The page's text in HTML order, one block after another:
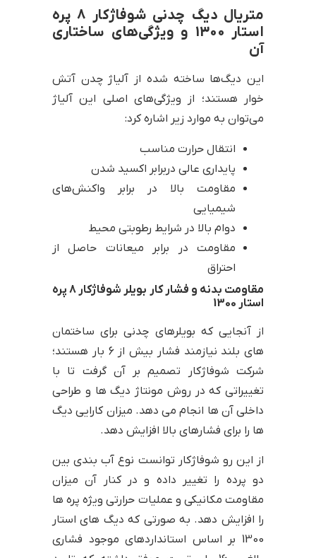
متریال دیگ چدنی شوفاژکار 8 پره
استار 1300 و ویژگی‌های ساختاری
آن
این دیگ‌ها ساخته شده از آلیاژ چدن آتش
خوار هستند؛ از ویژگی‌های اصلی این آلیاژ
می‌توان به موارد زیر اشاره کرد:
انتقال حرارت مناسب
پایداری عالی دربرابر اکسید شدن
مقاومت بالا در برابر واکنش‌های
شیمیایی
دوام بالا در شرایط رطوبتی محیط
مقاومت در برابر میعانات حاصل از
احتراق
مقاومت بدنه و فشار کار بویلر شوفاژکار 8 پره
استار 1300
از آنجایی که بویلرهای چدنی برای ساختمان
های بلند نیازمند فشار بیش از 6 بار هستند؛
شرکت شوفاژکار تصمیم بر آن گرفت تا با
تغییراتی که در روش مونتاژ دیگ ها و طراحی
داخلی آن ها انجام می دهد. میزان کارایی دیگ
ها را برای فشارهای بالا افزایش دهد.
از این رو شوفاژکار توانست نوع آب بندی بین
دو پرده را تغییر داده و در کنار آن میزان
مقاومت مکانیکی و عملیات حرارتی ویژه پره ها
را افزایش دهد. به صورتی که دیگ های استار
1300 بر اساس استانداردهای موجود فشاری